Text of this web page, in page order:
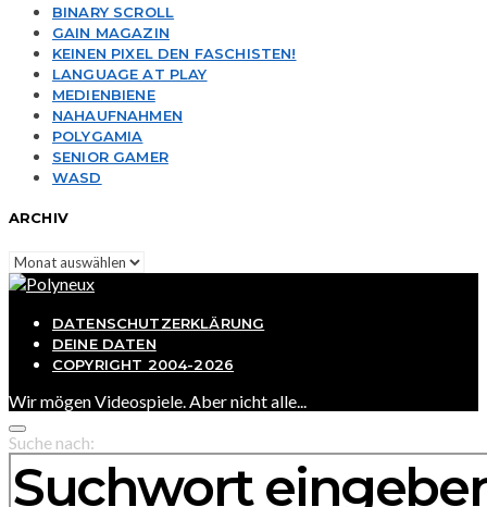
BINARY SCROLL
GAIN MAGAZIN
KEINEN PIXEL DEN FASCHISTEN!
LANGUAGE AT PLAY
MEDIENBIENE
NAHAUFNAHMEN
POLYGAMIA
SENIOR GAMER
WASD
ARCHIV
Archiv
DATENSCHUTZERKLÄRUNG
DEINE DATEN
COPYRIGHT 2004-2026
Wir mögen Videospiele. Aber nicht alle...
Suche nach: